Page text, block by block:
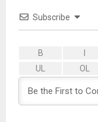
Subscribe